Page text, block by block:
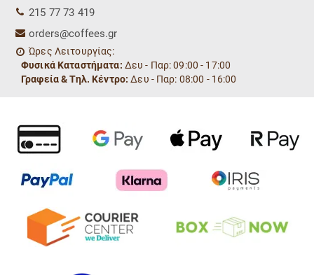
215 77 73 419
orders@coffees.gr
Ώρες Λειτουργίας:
Φυσικά Καταστήματα: Δευ - Παρ: 09:00 - 17:00
Γραφεία & Τηλ. Κέντρο: Δευ - Παρ: 08:00 - 16:00